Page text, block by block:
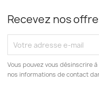
Recevez nos
Vous pouvez vous désinscrire
nos informations de contact